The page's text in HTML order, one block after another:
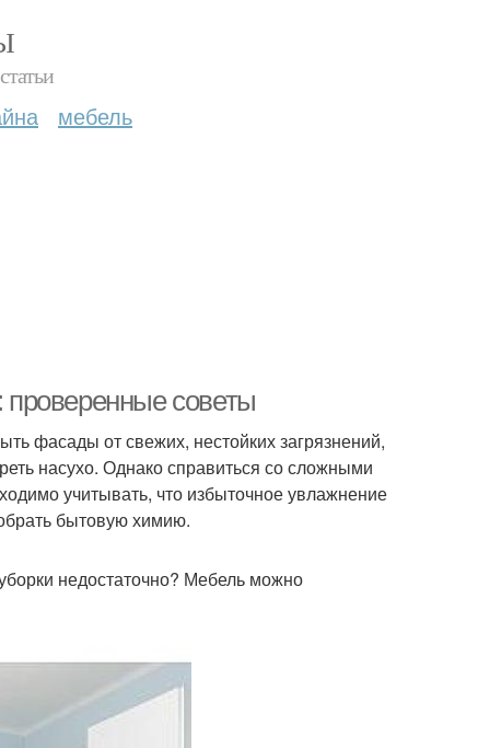
мебель
проверенные советы
фасады от свежих, нестойких загрязнений,
насухо. Однако справиться со сложными
учитывать, что избыточное увлажнение
бытовую химию.
недостаточно? Мебель можно